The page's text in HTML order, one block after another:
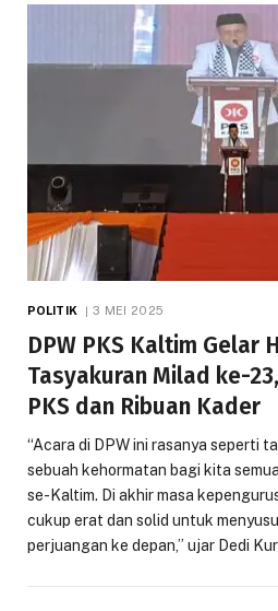
POLITIK 3 MEI 2025
DPW PKS Kaltim Gelar
Tasyakuran Milad ke-
PKS dan Ribuan Kader
“Acara di DPW ini rasanya seperti
sebuah kehormatan bagi kita
se-Kaltim. Di akhir masa
cukup erat dan solid untuk
perjuangan ke depan,” ujar Dedi